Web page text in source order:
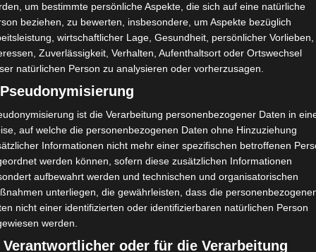
um bestimmte persönliche Aspekte, die sich auf eine natürliche
beziehen, zu bewerten, insbesondere, um Aspekte bezüglich
wirtschaftlicher Lage, Gesundheit, persönlicher Vorlieben,
Zuverlässigkeit, Verhalten, Aufenthaltsort oder Ortswechsel
natürlichen Person zu analysieren oder vorherzusagen.
ist die Verarbeitung personenbezogener Daten in
auf welche die personenbezogenen Daten ohne Hinzuziehung
Informationen nicht mehr einer spezifischen betroffenen
werden können, sofern diese zusätzlichen Informationen
aufbewahrt werden und technischen und organisatorischen
unterliegen, die gewährleisten, dass die
nicht einer identifizierten oder identifizierbaren natürlichen Person
werden.
Verantwortlicher oder für die Verarbeitung